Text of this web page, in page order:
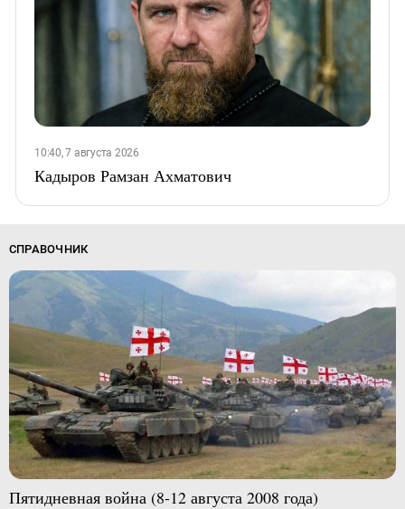
10:40, 7 августа 2026
Кадыров Рамзан Ахматович
СПРАВОЧНИК
Пятидневная война (8-12 августа 2008 года)